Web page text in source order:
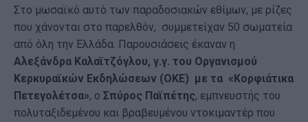
Στο μωσαϊκό αυτό των παραδοσιακών εθίμων, με ρίζες
που χάνονται στο παρελθόν, συμμετείχαν 50 σωματεία
από όλη την Ελλάδα. Παρουσιάσεις έκαναν η
Αλεξάνδρα Καλαϊτζόγλου, γ.γ. του Οργανισμού
Κερκυραϊκών Εκδηλώσεων (ΟΚΕ) με τα «Κορφιάτικα
Πετεγολέτσα», ο Σπύρος Παϊπέτης, εμπνευστής του
πολυταξιδεμένου και βραβευμένου ντοκιμαντέρ που